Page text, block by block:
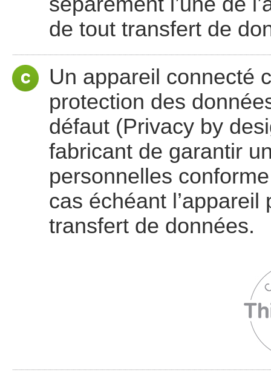
de tout transfert de
Un appareil connecté
protection des
défaut (Privacy by
fabricant de garantir
personnelles
cas échéant
transfert de données.